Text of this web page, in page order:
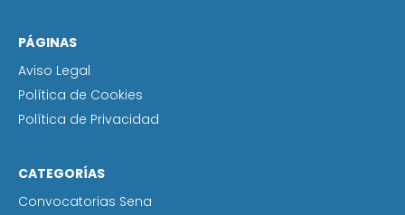
PÁGINAS
Aviso Legal
Política de Cookies
Política de Privacidad
CATEGORÍAS
Convocatorias Sena